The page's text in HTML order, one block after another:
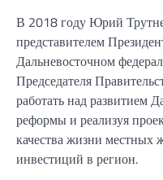
В 2018 году Юрий
представителем
Дальневосточном
Председателя
работать над развитием
реформы и реализуя
качества жизни местных
инвестиций в регион.